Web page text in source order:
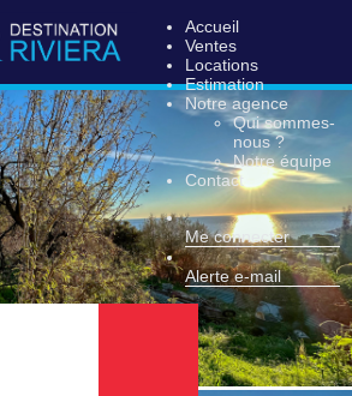
Accueil
Ventes
Locations
Estimation
Notre agence
Qui sommes-
nous ?
Notre équipe
Contact
Me connecter
Alerte e-mail